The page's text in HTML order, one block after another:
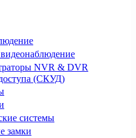
NVR & DVR
(СКУД)
системы
замки